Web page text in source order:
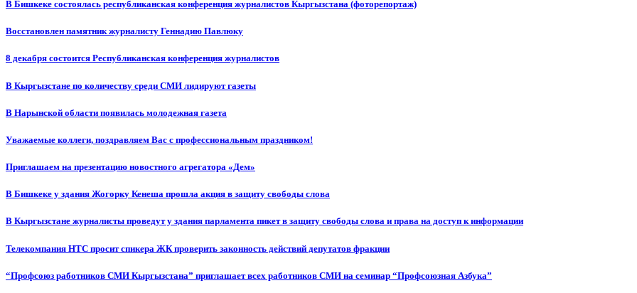
В Бишкеке состоялась республиканская конференция журналистов Кыргызстана (фоторепортаж)
Восстановлен памятник журналисту Геннадию Павлюку
8 декабря состоится Республиканская конференция журналистов
В Кыргызстане по количеству среди СМИ лидируют газеты
В Нарынской области появилась молодежная газета
Уважаемые коллеги, поздравляем Вас с профессиональным праздником!
Приглашаем на презентацию новостного агрегатора «Дем»
В Бишкеке у здания Жогорку Кенеша прошла акция в защиту свободы слова
В Кыргызстане журналисты проведут у здания парламента пикет в защиту свободы слова и права на доступ к информации
Телекомпания НТС просит спикера ЖК проверить законность действий депутатов фракции
“Профсоюз работников СМИ Кыргызстана” приглашает всех работников СМИ на семинар “Профсоюзная Азбука”